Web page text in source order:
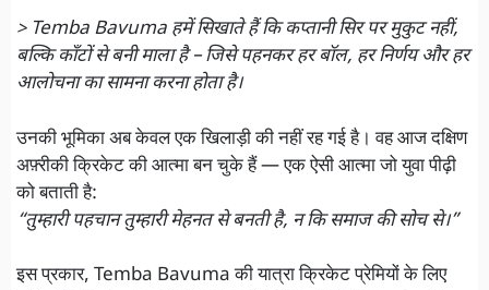
> Temba Bavuma हमें सिखाते हैं कि कप्तानी सिर पर मुकुट नहीं,
बल्कि काँटों से बनी माला है – जिसे पहनकर हर बॉल, हर निर्णय और हर
आलोचना का सामना करना होता है।
उनकी भूमिका अब केवल एक खिलाड़ी की नहीं रह गई है। वह आज दक्षिण
अफ़्रीकी क्रिकेट की आत्मा बन चुके हैं — एक ऐसी आत्मा जो युवा पीढ़ी
को बताती है:
“तुम्हारी पहचान तुम्हारी मेहनत से बनती है, न कि समाज की सोच से।”
इस प्रकार, Temba Bavuma की यात्रा क्रिकेट प्रेमियों के लिए